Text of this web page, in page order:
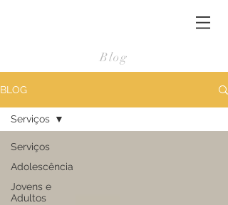
Blog
BLOG
Serviços
Adolescência
Jovens e
Adultos
Serviços